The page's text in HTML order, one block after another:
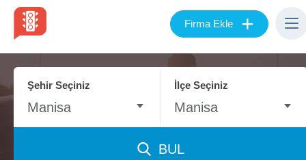
Firma Ekle +
Şehir Seçiniz
Manisa
İlçe Seçiniz
Manisa
BUL